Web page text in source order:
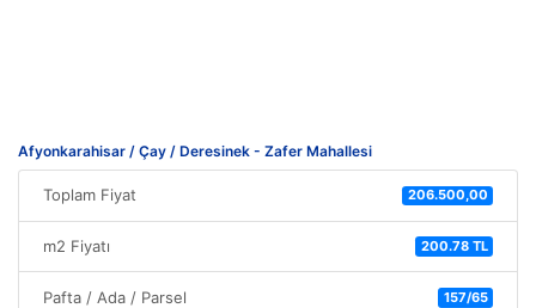
Afyonkarahisar / Çay / Deresinek - Zafer Mahallesi
Toplam Fiyat 206.500,00
m2 Fiyatı 200.78 TL
Pafta / Ada / Parsel 157/65